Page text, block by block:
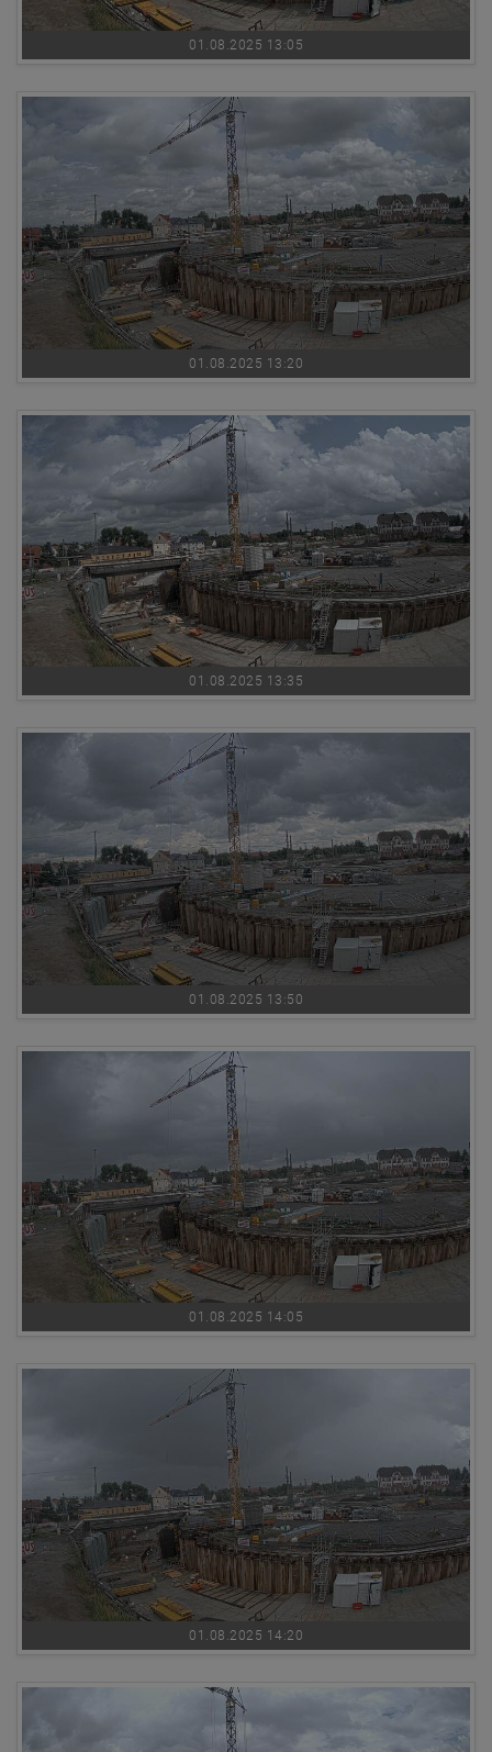
01.08.2025 13:05
01.08.2025 13:20
01.08.2025 13:35
01.08.2025 13:50
01.08.2025 14:05
01.08.2025 14:20